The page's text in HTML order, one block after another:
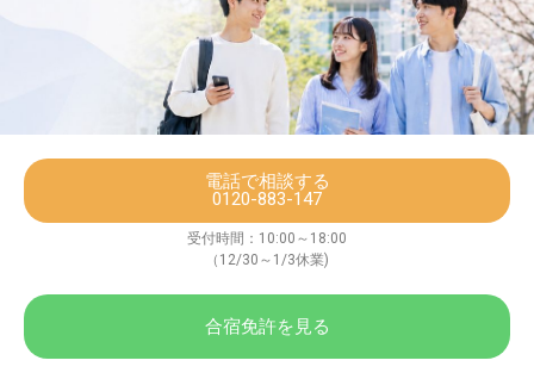
電話で相談する
0120-883-147
受付時間：10:00～18:00
（12/30～1/3休業)
合宿免許を見る